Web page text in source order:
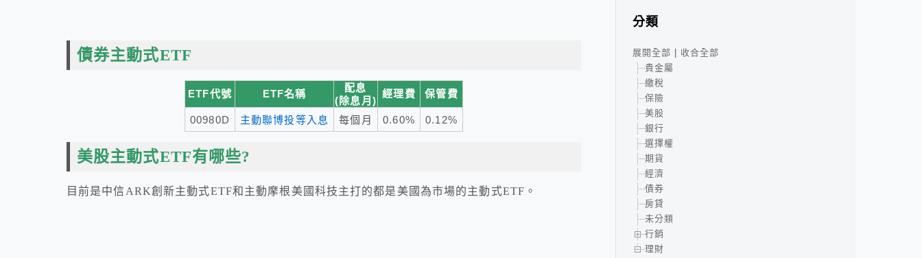
債券主動式ETF
ETF代號 ETF名稱
配息
(除息月)
經理費 保管費
00980D 主動聯博投等入息 每個月 0.60% 0.12%
美股主動式ETF有哪些?
目前是中信ARK創新主動式ETF和主動摩根美國科技主打的都是美國為市場的主動式ETF。
分類
展開全部
收合全部
貴金屬
繳稅
保險
美股
銀行
選擇權
期貨
經濟
債券
房貸
未分類
行銷
理財